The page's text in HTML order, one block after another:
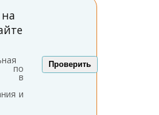
по
в
и
Проверить